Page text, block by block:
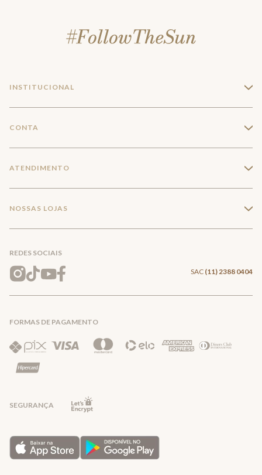
INSTITUCIONAL +
Trabalhe conosco
Mapa do Site
CONTA +
Meus pedidos
Wishlist
ATENDIMENTO +
Entrega e Frete
Trocas e Devoluções
Política de Privacidade
NOSSAS LOJAS +
REDES SOCIAIS
SAC (11) 2388 0404
FORMAS DE PAGAMENTO
SEGURANÇA